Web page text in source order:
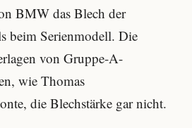
BMW das Blech der
beim Serienmodell. Die
von Gruppe-A-
wie Thomas
die Blechstärke gar nicht.